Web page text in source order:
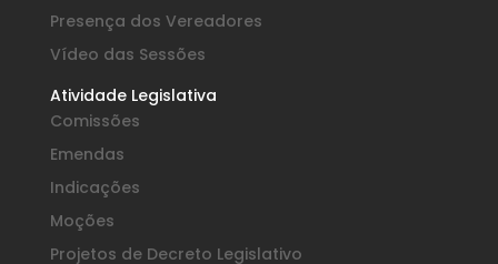
Presença dos Vereadores
Vídeo das Sessões
Atividade Legislativa
Comissões
Emendas
Indicações
Moções
Projetos de Decreto Legislativo